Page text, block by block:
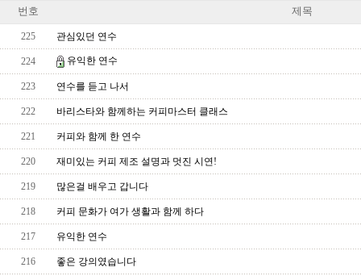
번호 제목
225 관심있던 연수
224 유익한 연수
223 연수를 듣고 나서
222 바리스타와 함께하는 커피마스터 클래스
221 커피와 함께 한 연수
220 재미있는 커피 제조 설명과 멋진 시연!
219 많은걸 배우고 갑니다
218 커피 문화가 여가 생활과 함께 하다
217 유익한 연수
216 좋은 강의였습니다